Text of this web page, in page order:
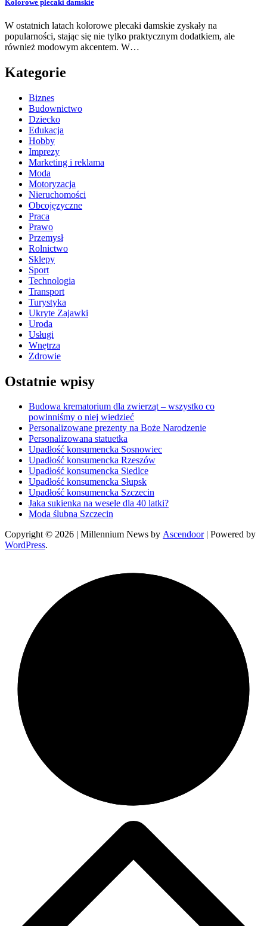
Kolorowe plecaki damskie
W ostatnich latach kolorowe plecaki damskie zyskały na
popularności, stając się nie tylko praktycznym dodatkiem, ale
również modowym akcentem. W…
Kategorie
Biznes
Budownictwo
Dziecko
Edukacja
Hobby
Imprezy
Marketing i reklama
Moda
Motoryzacja
Nieruchomości
Obcojęzyczne
Praca
Prawo
Przemysł
Rolnictwo
Sklepy
Sport
Technologia
Transport
Turystyka
Ukryte Zajawki
Uroda
Usługi
Wnętrza
Zdrowie
Ostatnie wpisy
Budowa krematorium dla zwierząt – wszystko co
powinniśmy o niej wiedzieć
Personalizowane prezenty na Boże Narodzenie
Personalizowana statuetka
Upadłość konsumencka Sosnowiec
Upadłość konsumencka Rzeszów
Upadłość konsumencka Siedlce
Upadłość konsumencka Słupsk
Upadłość konsumencka Szczecin
Jaka sukienka na wesele dla 40 latki?
Moda ślubna Szczecin
Copyright © 2026 | Millennium News by Ascendoor| Powered by
WordPress.